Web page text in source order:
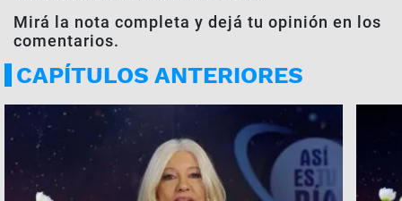
Mirá la nota completa y dejá tu opinión en los
comentarios.
CAPÍTULOS ANTERIORES